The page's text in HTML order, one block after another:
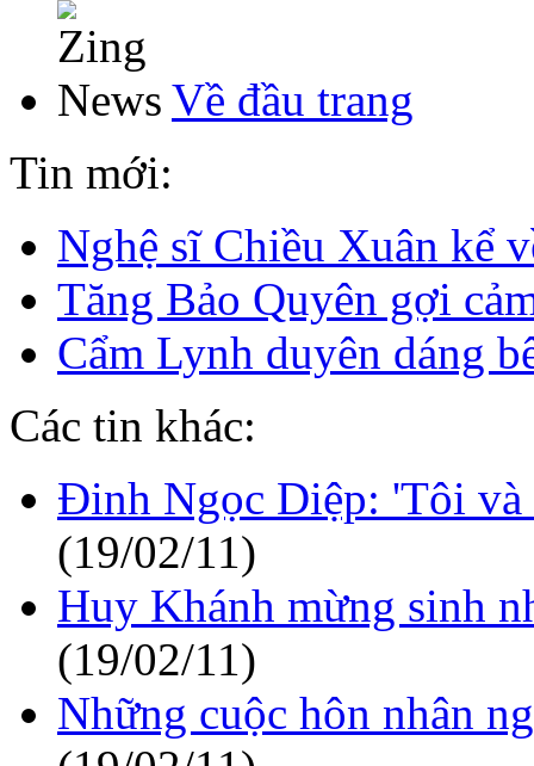
Về đầu trang
Tin mới:
Nghệ sĩ Chiều Xuân kể
Tăng Bảo Quyên gợi
Cẩm Lynh duyên dáng
Các tin khác:
Đinh Ngọc Diệp: 'Tôi và
(19/02/11)
Huy Khánh mừng sinh
(19/02/11)
Những cuộc hôn nhân